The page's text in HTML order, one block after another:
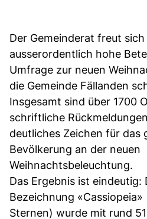
Der Gemeinderat freut
ausserordentlich hohe
Umfrage zur neuen
die Gemeinde Fällanden
Insgesamt sind über 1700
schriftliche
deutliches Zeichen für das
Bevölkerung an der neuen
Weihnachtsbeleuchtung.
Das Ergebnis ist
Bezeichnung
Sternen) wurde mit rund